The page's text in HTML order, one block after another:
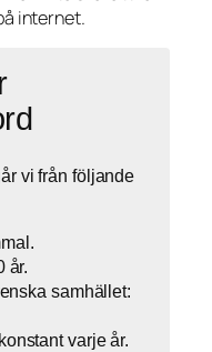
internet.
vi från följande
år.
samhället:
varje år.